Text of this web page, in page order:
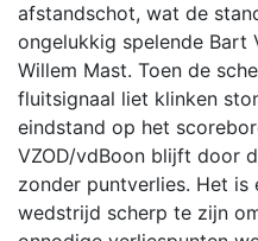
afstandschot, wat de
ongelukkig spelende Bart
Willem Mast. Toen de
fluitsignaal liet klinken
eindstand op het
VZOD/vdBoon blijft door
zonder puntverlies. Het
wedstrijd scherp te zijn